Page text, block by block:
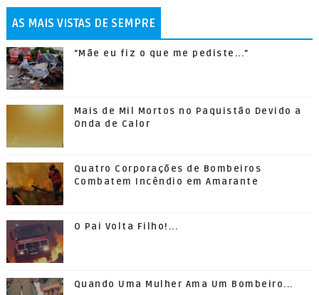
AS MAIS VISTAS DE SEMPRE
"Mãe eu fiz o que me pediste..."
Mais de Mil Mortos no Paquistão Devido a
Onda de Calor
Quatro Corporações de Bombeiros
Combatem Incêndio em Amarante
O Pai Volta Filho!...
Quando Uma Mulher Ama Um Bombeiro...